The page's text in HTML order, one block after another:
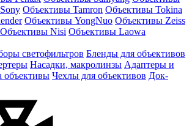
Объективы Tamron Объективы Tokina
Объективы YongNuo Объективы Zeiss
Объективы Nisi Объективы Laowa
светофильтров Бленды для объективов
Насадки, макролинзы Адаптеры и
Чехлы для объективов Док-